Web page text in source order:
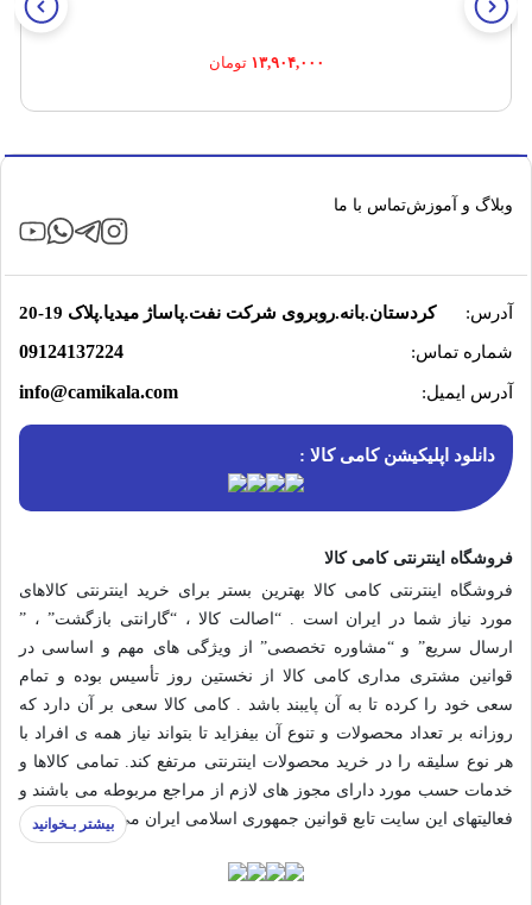
۱۳,۹۰۴,۰۰۰ تومان
وبلاگ و آموزشتماس با ما
آدرس: کردستان.بانه.روبروی شرکت نفت.پاساژ میدیا.پلاک 19-20
شماره تماس: 09124137224
آدرس ایمیل: info@camikala.com
دانلود اپلیکیشن کامی کالا :
فروشگاه اینترنتی کامی کالا
فروشگاه اینترنتی کامی کالا بهترین بستر برای خرید اینترنتی کالاهای
مورد نیاز شما در ایران است . “اصالت کالا ، “گارانتی بازگشت” ، ”
ارسال سریع” و “مشاوره تخصصی” از ویژگی های مهم و اساسی در
قوانین مشتری مداری کامی کالا از نخستین روز تأسیس بوده و تمام
سعی خود را کرده تا به آن پایبند باشد . کامی کالا سعی بر آن دارد که
روزانه بر تعداد محصولات و تنوع آن بیفزاید تا بتواند نیاز همه ی افراد با
هر نوع سلیقه را در خرید محصولات اینترنتی مرتفع کند. تمامی کالاها و
خدمات حسب مورد دارای مجوز های لازم از مراجع مربوطه می باشند و
فعالیتهای این سایت تابع قوانین جمهوری اسلامی ایران می‌باشد.